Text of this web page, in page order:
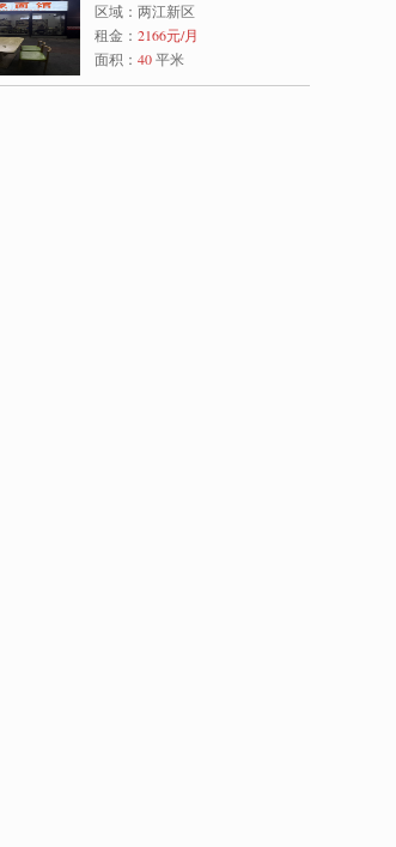
区域：两江新区
租金： 2166元/月
面积： 40平米